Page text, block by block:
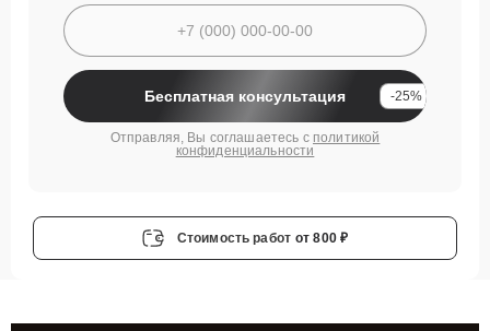
Бесплатная консультация -25%
Отправляя, Вы соглашаетесь с политикой
конфиденциальности
Стоимость работ от 800 ₽